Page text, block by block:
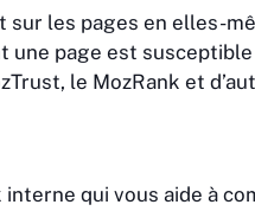
les pages en elles-
page est
le MozRank et
qui vous aide à